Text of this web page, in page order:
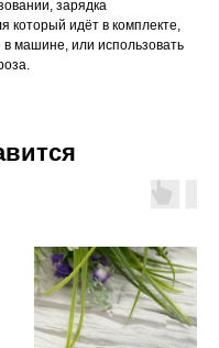
зарядка
который идёт в комплекте,
машине, или использовать